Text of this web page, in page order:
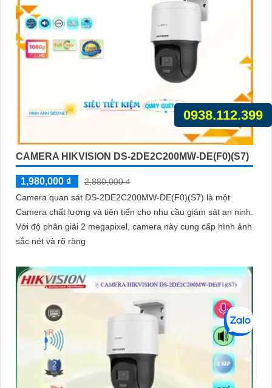
CAMERA HIKVISION DS-2DE2C200MW-DE(F0)(S7)
1,980,000 ₫
2,880,000 ₫
Camera quan sát DS-2DE2C200MW-DE(F0)(S7) là một
Camera chất lượng và tiên tiến cho nhu cầu giám sát an ninh.
Với độ phân giải 2 megapixel, camera này cung cấp hình ảnh
sắc nét và rõ ràng
0938.112.399